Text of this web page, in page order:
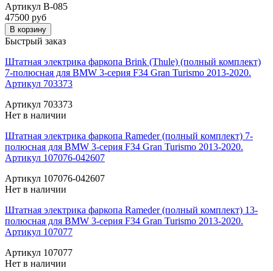
Артикул B-085
47500 руб
В корзину
Быстрый заказ
Штатная электрика фаркопа Brink (Thule) (полный комплект)
7-полюсная для BMW 3-серия F34 Gran Turismo 2013-2020.
Артикул 703373
Артикул 703373
Нет в наличии
Штатная электрика фаркопа Rameder (полный комплект) 7-
полюсная для BMW 3-серия F34 Gran Turismo 2013-2020.
Артикул 107076-042607
Артикул 107076-042607
Нет в наличии
Штатная электрика фаркопа Rameder (полный комплект) 13-
полюсная для BMW 3-серия F34 Gran Turismo 2013-2020.
Артикул 107077
Артикул 107077
Нет в наличии